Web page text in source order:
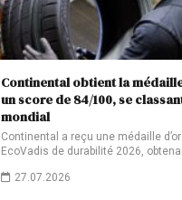
Continental obtient la
un score de 84/100, se
mondial
Continental a reçu une médaille
EcoVadis de durabilité 2026,
27.07.2026